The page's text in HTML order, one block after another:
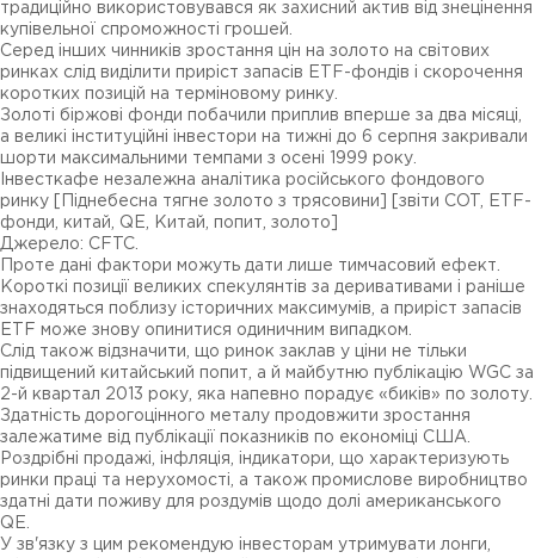
традиційно використовувався як захисний актив від знецінення
купівельної спроможності грошей.
Серед інших чинників зростання цін на золото на світових
ринках слід виділити приріст запасів ETF-фондів і скорочення
коротких позицій на терміновому ринку.
Золоті біржові фонди побачили приплив вперше за два місяці,
а великі інституційні інвестори на тижні до 6 серпня закривали
шорти максимальними темпами з осені 1999 року.
Інвесткафе незалежна аналітика російського фондового
ринку [Піднебесна тягне золото з трясовини] [звіти COT, ETF-
фонди, китай, QE, Китай, попит, золото]
Джерело: CFTC.
Проте дані фактори можуть дати лише тимчасовий ефект.
Короткі позиції великих спекулянтів за деривативами і раніше
знаходяться поблизу історичних максимумів, а приріст запасів
ETF може знову опинитися одиничним випадком.
Слід також відзначити, що ринок заклав у ціни не тільки
підвищений китайський попит, а й майбутню публікацію WGC за
2-й квартал 2013 року, яка напевно порадує «биків» по ​​золоту.
Здатність дорогоцінного металу продовжити зростання
залежатиме від публікації показників по економіці США.
Роздрібні продажі, інфляція, індикатори, що характеризують
ринки праці та нерухомості, а також промислове виробництво
здатні дати поживу для роздумів щодо долі американського
QE.
У зв'язку з цим рекомендую інвесторам утримувати лонги,